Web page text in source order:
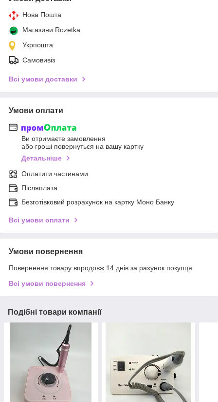
Нова Пошта
Магазини Rozetka
Укрпошта
Самовивіз
Всі умови доставки
Умови оплати
Ви отримаєте замовлення
або гроші повернуться на вашу картку
Детальніше
Оплатити частинами
Післяплата
Безготівковий розрахунок на картку Моно Банку
Всі умови оплати
Умови повернення
Повернення товару впродовж 14 днів за рахунок покупця
Всі умови повернення
Подібні товари компанії